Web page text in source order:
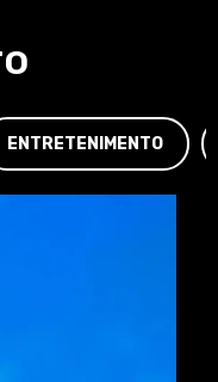
ENTRETENIMENTO